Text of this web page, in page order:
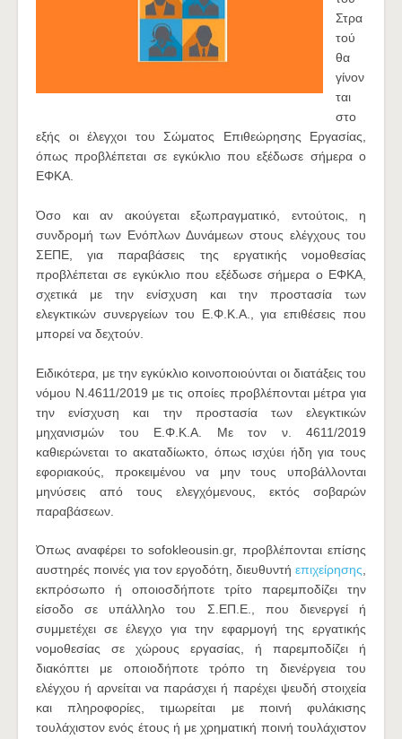
Στρα
τού
θα
γίνον
ται
στο
εξής οι έλεγχοι του Σώματος Επιθεώρησης Εργασίας,
όπως προβλέπεται σε εγκύκλιο που εξέδωσε σήμερα ο
ΕΦΚΑ.
Όσο και αν ακούγεται εξωπραγματικό, εντούτοις, η
συνδρομή των Ενόπλων Δυνάμεων στους ελέγχους του
ΣΕΠΕ, για παραβάσεις της εργατικής νομοθεσίας
προβλέπεται σε εγκύκλιο που εξέδωσε σήμερα ο ΕΦΚΑ,
σχετικά με την ενίσχυση και την προστασία των
ελεγκτικών συνεργείων του Ε.Φ.Κ.Α., για επιθέσεις που
μπορεί να δεχτούν.
Ειδικότερα, με την εγκύκλιο κοινοποιούνται οι διατάξεις του
νόμου Ν.4611/2019 με τις οποίες προβλέπονται μέτρα για
την ενίσχυση και την προστασία των ελεγκτικών
μηχανισμών του Ε.Φ.Κ.Α. Με τον ν. 4611/2019
καθιερώνεται το ακαταδίωκτο, όπως ισχύει ήδη για τους
εφοριακούς, προκειμένου να μην τους υποβάλλονται
μηνύσεις από τους ελεγχόμενους, εκτός σοβαρών
παραβάσεων.
Όπως αναφέρει το sofokleousin.gr, προβλέπονται επίσης
αυστηρές ποινές για τον εργοδότη, διευθυντή επιχείρησης
εκπρόσωπο ή οποιοσδήποτε τρίτο παρεμποδίζει την
είσοδο σε υπάλληλο του Σ.ΕΠ.Ε., που διενεργεί ή
συμμετέχει σε έλεγχο για την εφαρμογή της εργατικής
νομοθεσίας σε χώρους εργασίας, ή παρεμποδίζει ή
διακόπτει με οποιοδήποτε τρόπο τη διενέργεια του
ελέγχου ή αρνείται να παράσχει ή παρέχει ψευδή στοιχεία
και πληροφορίες, τιμωρείται με ποινή φυλάκισης
τουλάχιστον ενός έτους ή με χρηματική ποινή τουλάχιστον